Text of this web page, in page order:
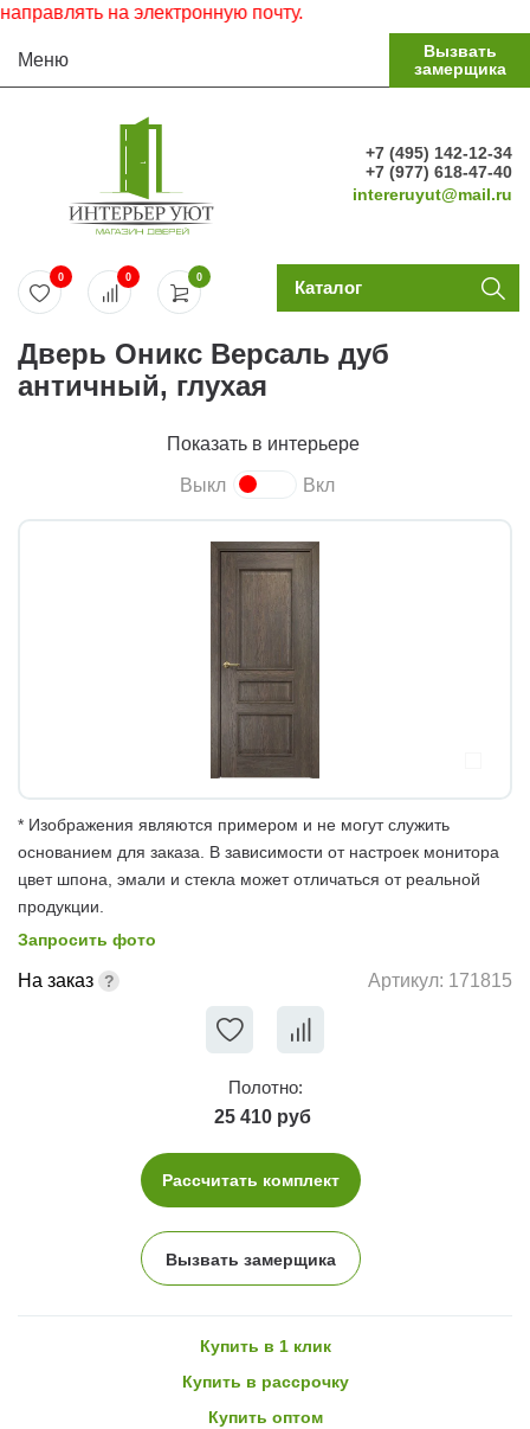
на электронную почту.
Меню
Вызвать
замерщика
+7 (495) 142-12-34
+7 (977) 618-47-40
intereruyut@mail.ru
0
0 0 Каталог
Дверь Оникс Версаль дуб
античный, глухая
Показать в интерьере
Выкл Вкл
* Изображения являются примером и не могут служить
основанием для заказа. В зависимости от настроек монитора
цвет шпона, эмали и стекла может отличаться от реальной
продукции.
Запросить фото
На заказ Артикул: 171815
Полотно:
25 410 руб
Рассчитать комплект
Вызвать замерщика
Купить в 1 клик
Купить в рассрочку
Купить оптом